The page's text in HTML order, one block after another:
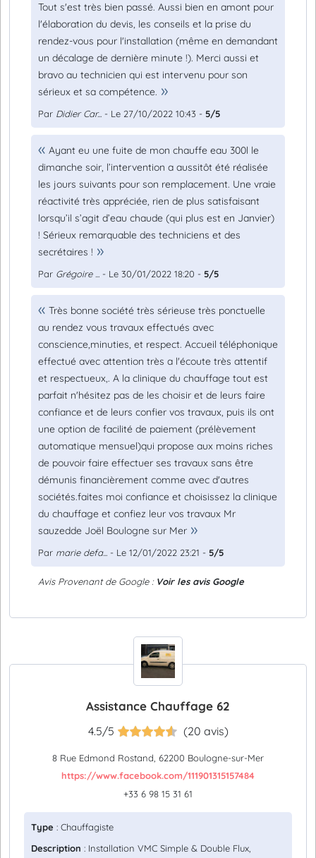
Tout s'est très bien passé. Aussi bien en amont pour
l'élaboration du devis, les conseils et la prise du
rendez-vous pour l'installation (même en demandant
un décalage de dernière minute !). Merci aussi et
bravo au technicien qui est intervenu pour son
sérieux et sa compétence.
Par Didier Car... - Le 27/10/2022 10:43 - 5/5
Ayant eu une fuite de mon chauffe eau 300l le
dimanche soir, l’intervention a aussitôt été réalisée
les jours suivants pour son remplacement. Une vraie
réactivité très appréciée, rien de plus satisfaisant
lorsqu’il s’agit d’eau chaude (qui plus est en Janvier)
! Sérieux remarquable des techniciens et des
secrétaires !
Par Grégoire ... - Le 30/01/2022 18:20 - 5/5
Très bonne société très sérieuse très ponctuelle
au rendez vous travaux effectués avec
conscience,minuties, et respect. Accueil téléphonique
effectué avec attention très a l'écoute très attentif
et respectueux,. A la clinique du chauffage tout est
parfait n'hésitez pas de les choisir et de leurs faire
confiance et de leurs confier vos travaux, puis ils ont
une option de facilité de paiement (prélèvement
automatique mensuel)qui propose aux moins riches
de pouvoir faire effectuer ses travaux sans être
démunis financièrement comme avec d'autres
sociétés.faites moi confiance et choisissez la clinique
du chauffage et confiez leur vos travaux Mr
sauzedde Joël Boulogne sur Mer
Par marie defa... - Le 12/01/2022 23:21 - 5/5
Avis Provenant de Google : Voir les avis Google
Assistance Chauffage 62
4.5/5 (20 avis)
8 Rue Edmond Rostand, 62200 Boulogne-sur-Mer
https://www.facebook.com/111901315157484
+33 6 98 15 31 61
Type : Chauffagiste
Description : Installation VMC Simple & Double Flux,